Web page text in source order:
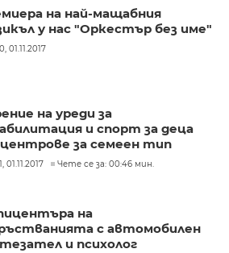
на най-мащабния
у нас "Оркестър без име"
01.11.2017
на уреди за
и спорт за деца
за семеен тип
01.11.2017 Чете се за: 00:46 мин.
на
с автомобилен
и психолог